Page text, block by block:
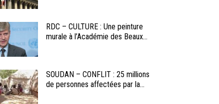
RDC – CULTURE : Une peinture
murale à l’Académie des Beaux...
SOUDAN – CONFLIT : 25 millions
de personnes affectées par la...